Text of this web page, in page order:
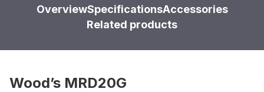
OverviewSpecificationsAccessories
Related products
Wood’s MRD20G